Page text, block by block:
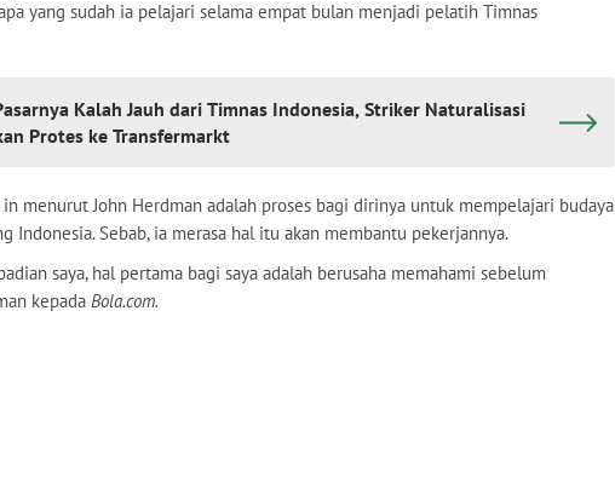
yang sudah ia pelajari selama empat bulan menjadi pelatih Timnas
Kalah Jauh dari Timnas Indonesia, Striker Naturalisasi
Protes ke Transfermarkt
menurut John Herdman adalah proses bagi dirinya untuk mempelajari budaya
Indonesia. Sebab, ia merasa hal itu akan membantu pekerjannya.
saya, hal pertama bagi saya adalah berusaha memahami sebelum
kepada Bola.com.